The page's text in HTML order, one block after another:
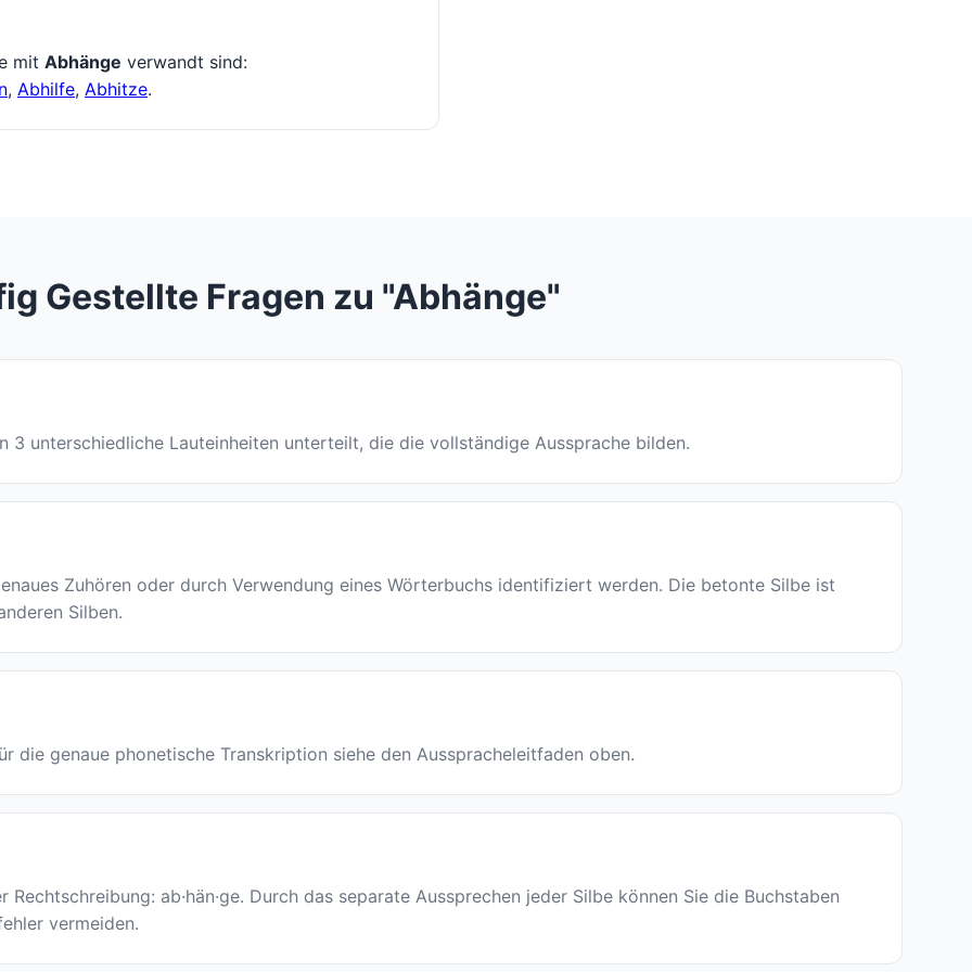
mit Abhänge verwandt sind:
, Abhilfe, Abhitze.
Gestellte Fragen zu "Abhänge"
3 unterschiedliche Lauteinheiten unterteilt, die die vollständige Aussprache bilden.
Zuhören oder durch Verwendung eines Wörterbuchs identifiziert werden. Die betonte Silbe ist
Silben.
die genaue phonetische Transkription siehe den Ausspracheleitfaden oben.
ab·hän·ge. Durch das separate Aussprechen jeder Silbe können Sie die Buchstaben
vermeiden.